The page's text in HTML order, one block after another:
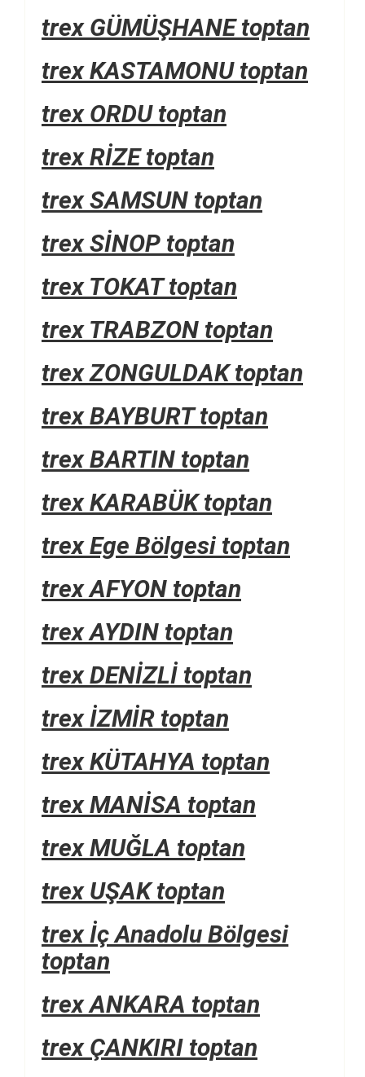
trex GÜMÜŞHANE toptan
trex KASTAMONU toptan
trex ORDU toptan
trex RİZE toptan
trex SAMSUN toptan
trex SİNOP toptan
trex TOKAT toptan
trex TRABZON toptan
trex ZONGULDAK toptan
trex BAYBURT toptan
trex BARTIN toptan
trex KARABÜK toptan
trex Ege Bölgesi toptan
trex AFYON toptan
trex AYDIN toptan
trex DENİZLİ toptan
trex İZMİR toptan
trex KÜTAHYA toptan
trex MANİSA toptan
trex MUĞLA toptan
trex UŞAK toptan
trex İç Anadolu Bölgesi
toptan
trex ANKARA toptan
trex ÇANKIRI toptan